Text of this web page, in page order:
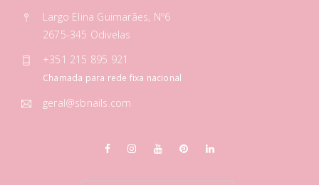
Largo Elina Guimarães, Nº6
2675-345 Odivelas
+351 215 895 921
Chamada para rede fixa nacional
geral@sbnails.com